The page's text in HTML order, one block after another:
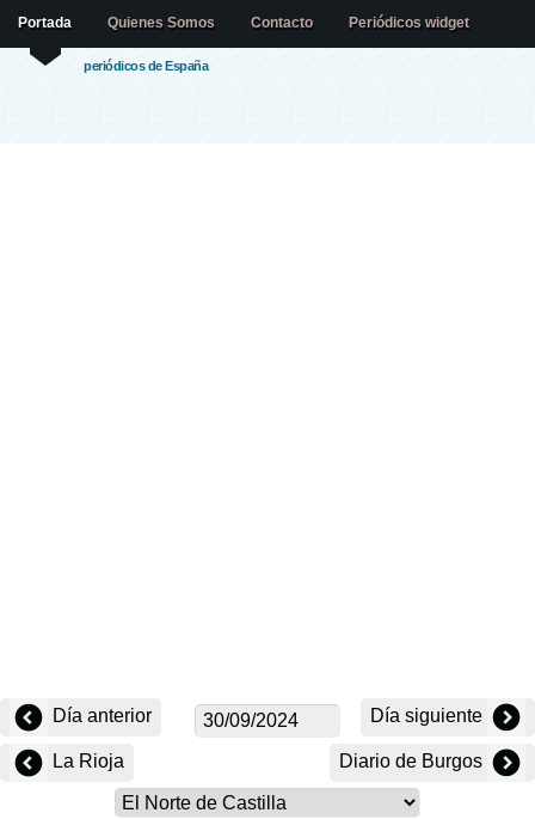
periódicos de España
Portada Quienes Somos Contacto Periódicos widget
Día anterior Día siguiente
La Rioja Diario de Burgos